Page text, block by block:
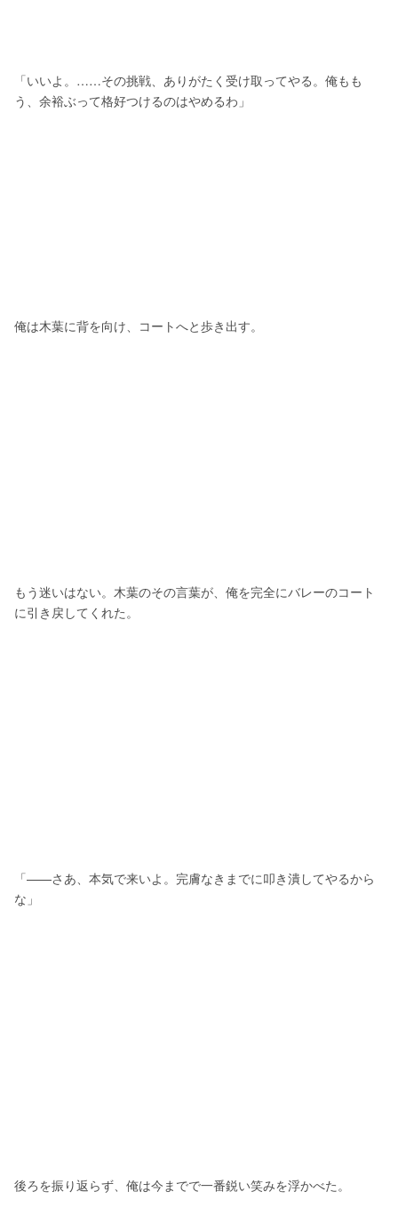
「いいよ。……その挑戦、ありがたく受け取ってやる。俺もも
う、余裕ぶって格好つけるのはやめるわ」
俺は木葉に背を向け、コートへと歩き出す。
もう迷いはない。木葉のその言葉が、俺を完全にバレーのコート
に引き戻してくれた。
「——さあ、本気で来いよ。完膚なきまでに叩き潰してやるから
な」
後ろを振り返らず、俺は今までで一番鋭い笑みを浮かべた。